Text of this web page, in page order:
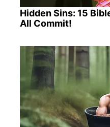
Hidden Sins: 15
All Commit!